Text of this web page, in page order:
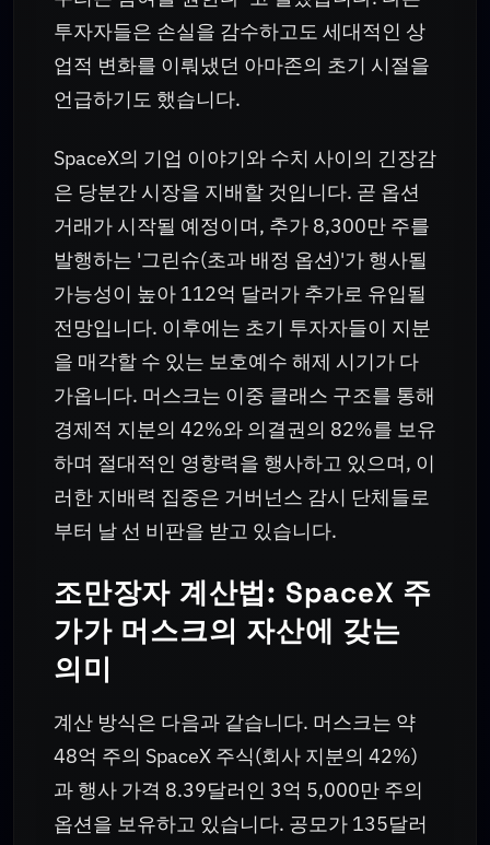
투자자들은 손실을 감수하고도 세대적인 상
업적 변화를 이뤄냈던 아마존의 초기 시절을
언급하기도 했습니다.
SpaceX의 기업 이야기와 수치 사이의 긴장감
은 당분간 시장을 지배할 것입니다. 곧 옵션
거래가 시작될 예정이며, 추가 8,300만 주를
발행하는 '그린슈(초과 배정 옵션)'가 행사될
가능성이 높아 112억 달러가 추가로 유입될
전망입니다. 이후에는 초기 투자자들이 지분
을 매각할 수 있는 보호예수 해제 시기가 다
가옵니다. 머스크는 이중 클래스 구조를 통해
경제적 지분의 42%와 의결권의 82%를 보유
하며 절대적인 영향력을 행사하고 있으며, 이
러한 지배력 집중은 거버넌스 감시 단체들로
부터 날 선 비판을 받고 있습니다.
조만장자 계산법: SpaceX 주
가가 머스크의 자산에 갖는
의미
계산 방식은 다음과 같습니다. 머스크는 약
48억 주의 SpaceX 주식(회사 지분의 42%)
과 행사 가격 8.39달러인 3억 5,000만 주의
옵션을 보유하고 있습니다. 공모가 135달러